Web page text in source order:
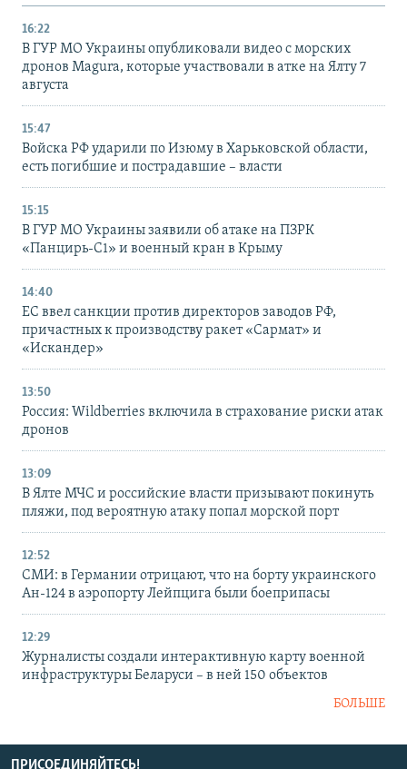
16:22
В ГУР МО Украины опубликовали видео с морских
дронов Magura, которые участвовали в атке на Ялту 7
августа
15:47
Войска РФ ударили по Изюму в Харьковской области,
есть погибшие и пострадавшие – власти
15:15
В ГУР МО Украины заявили об атаке на ПЗРК
«Панцирь-С1» и военный кран в Крыму
14:40
ЕС ввел санкции против директоров заводов РФ,
причастных к производству ракет «Сармат» и
«Искандер»
13:50
Россия: Wildberries включила в страхование риски атак
дронов
13:09
В Ялте МЧС и российские власти призывают покинуть
пляжи, под вероятную атаку попал морской порт
12:52
СМИ: в Германии отрицают, что на борту украинского
Ан-124 в аэропорту Лейпцига были боеприпасы
12:29
Журналисты создали интерактивную карту военной
инфраструктуры Беларуси – в ней 150 объектов
БОЛЬШЕ
ПРИСОЕДИНЯЙТЕСЬ!